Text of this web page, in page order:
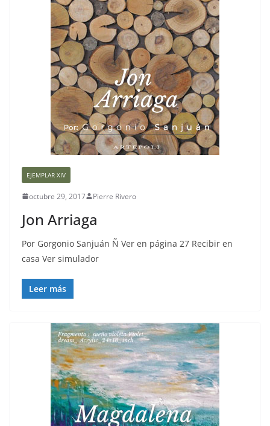
EJEMPLAR XIV
octubre 29, 2017 Pierre Rivero
Jon Arriaga
Por Gorgonio Sanjuán Ñ Ver en página 27 Recibir en
casa Ver simulador
Leer más